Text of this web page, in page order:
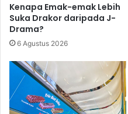
Kenapa Emak-emak Lebih
Suka Drakor daripada J-
Drama?
6 Agustus 2026